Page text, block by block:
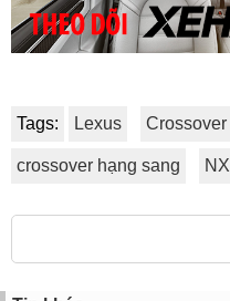
Tags: Lexus Crossover
crossover hạng sang NX